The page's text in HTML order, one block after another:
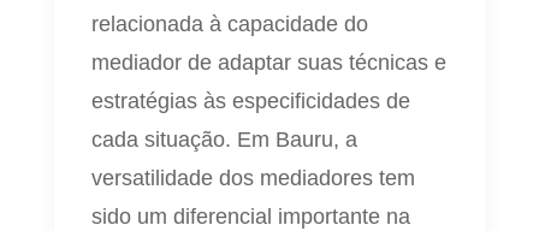
relacionada à capacidade do
mediador de adaptar suas técnicas e
estratégias às especificidades de
cada situação. Em Bauru, a
versatilidade dos mediadores tem
sido um diferencial importante na